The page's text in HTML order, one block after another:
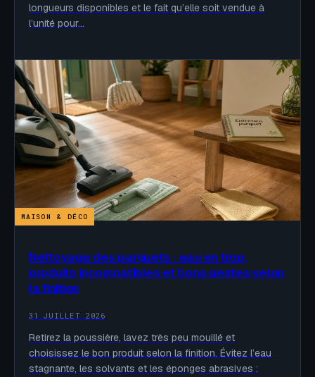
longueurs disponibles et le fait qu’elle soit vendue à
l’unité pour…
MAISON & DÉCO
Nettoyage des parquets : eau en trop,
produits incompatibles et bons gestes selon
la finition
31 JUILLET 2026
Retirez la poussière, lavez très peu mouillé et
choisissez le bon produit selon la finition. Évitez l’eau
stagnante, les solvants et les éponges abrasives :